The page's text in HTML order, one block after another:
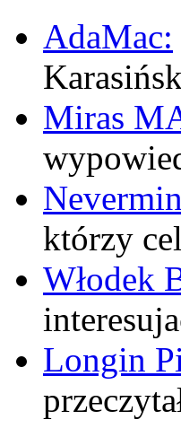
AdaMac:
Miras
którzy
Włodek
Longin